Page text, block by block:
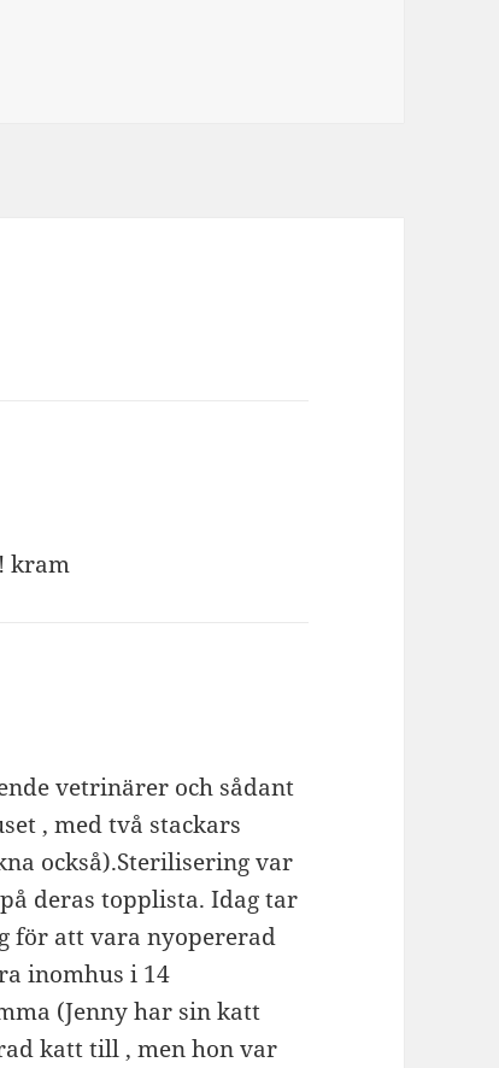
kram
vetrinärer och sådant
, med två stackars
också).Sterilisering var
deras topplista. Idag tar
för att vara nyopererad
inomhus i 14
(Jenny har sin katt
katt till , men hon var